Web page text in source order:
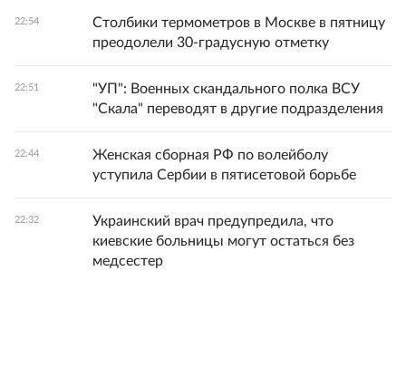
22:54
Столбики термометров в Москве в пятницу
преодолели 30-градусную отметку
22:51
"УП": Военных скандального полка ВСУ
"Скала" переводят в другие подразделения
22:44
Женская сборная РФ по волейболу
уступила Сербии в пятисетовой борьбе
22:32
Украинский врач предупредила, что
киевские больницы могут остаться без
медсестер